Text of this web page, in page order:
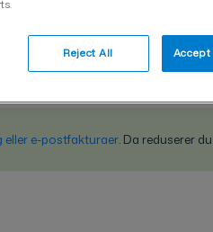
eller e-postfakturaer. Da reduserer
Reject All Accept